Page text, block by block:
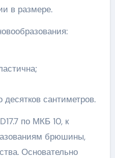
в размере.
десятков сантиметров.
по МКБ 10, к
брюшины,
Основательно